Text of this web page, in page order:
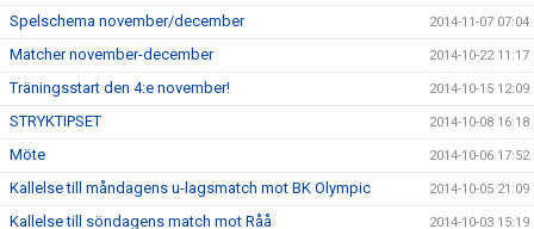
Spelschema november/december 2014-11-07 07:04
Matcher november-december 2014-10-22 11:17
Träningsstart den 4:e november! 2014-10-15 12:09
STRYKTIPSET 2014-10-08 16:18
Möte 2014-10-06 17:52
Kallelse till måndagens u-lagsmatch mot BK Olympic 2014-10-05 21:09
Kallelse till söndagens match mot Råå 2014-10-03 15:19